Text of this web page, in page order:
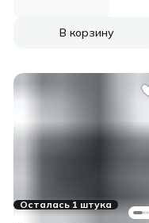
В корзину
Осталась 1 штука